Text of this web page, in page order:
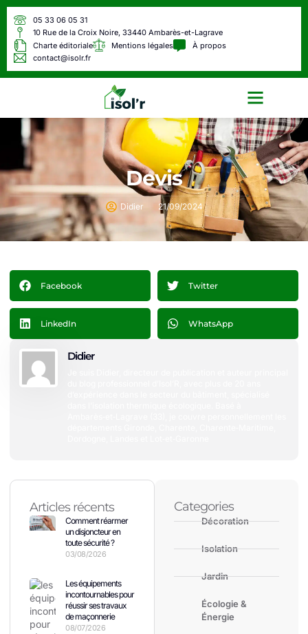
05 33 06 05 31
10 Rue de la Croix Noire, 33440 Ambarès-et-Lagrave
Charte éditoriale
Mentions légales
À propos
contact@isolr.fr
Devis
Didier 21/09/2024
Facebook Twitter
LinkedIn WhatsApp
Didier
Articles récents
Comment réarmer
un disjoncteur en
toute sécurité ?
03/08/2026
Les équipements
incontournables pour
réussir ses travaux
de maçonnerie
08/07/2026
Categories
Décoration
Isolation
Jardin
Écologie &
Énergie